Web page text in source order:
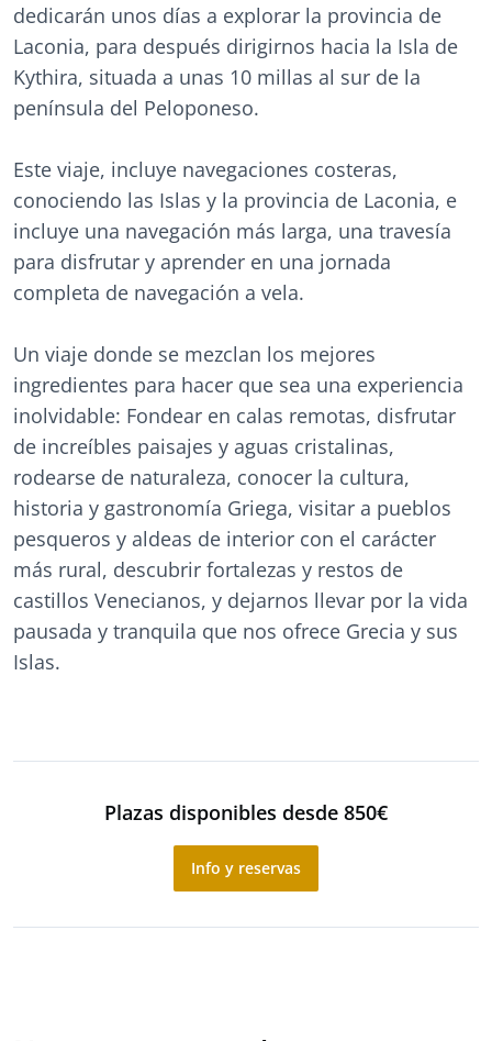
dedicarán unos días a explorar la provincia de
Laconia, para después dirigirnos hacia la Isla de
Kythira, situada a unas 10 millas al sur de la
península del Peloponeso.
Este viaje, incluye navegaciones costeras,
conociendo las Islas y la provincia de Laconia, e
incluye una navegación más larga, una travesía
para disfrutar y aprender en una jornada
completa de navegación a vela.
Un viaje donde se mezclan los mejores
ingredientes para hacer que sea una experiencia
inolvidable: Fondear en calas remotas, disfrutar
de increíbles paisajes y aguas cristalinas,
rodearse de naturaleza, conocer la cultura,
historia y gastronomía Griega, visitar a pueblos
pesqueros y aldeas de interior con el carácter
más rural, descubrir fortalezas y restos de
castillos Venecianos, y dejarnos llevar por la vida
pausada y tranquila que nos ofrece Grecia y sus
Islas.
Plazas disponibles desde 850€
Info y reservas